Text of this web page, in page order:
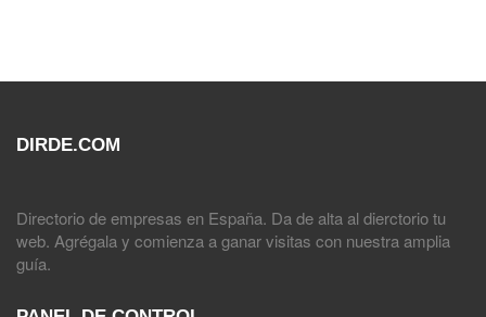
DIRDE.COM
Directorio de empresas en España. Da de alta al dierctorio tu
web. Agrégala y comienza a ganar visitas con nuestra amplia
guía.